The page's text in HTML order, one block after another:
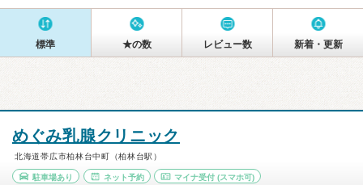
標準 ★の数 レビュー数 新着・更新
めぐみ乳腺クリニック
北海道帯広市柏林台中町（柏林台駅）
駐車場あり ネット予約 マイナ受付 (スマホ可)